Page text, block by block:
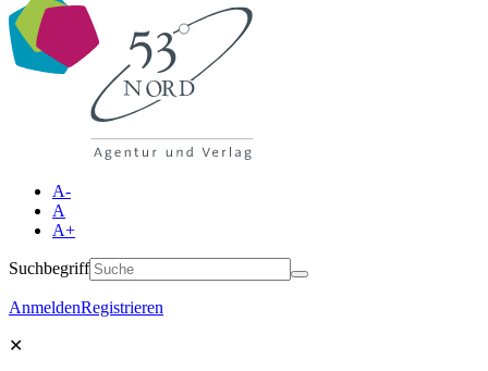
A-
A
A+
Suchbegriff
AnmeldenRegistrieren
✕